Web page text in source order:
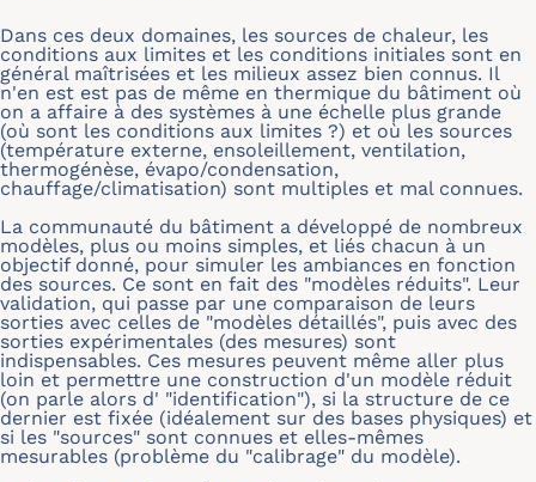
Dans ces deux domaines, les sources de chaleur, les
conditions aux limites et les conditions initiales sont en
général maîtrisées et les milieux assez bien connus. Il
n'en est est pas de même en thermique du bâtiment où
on a affaire à des systèmes à une échelle plus grande
(où sont les conditions aux limites ?) et où les sources
(température externe, ensoleillement, ventilation,
thermogénèse, évapo/condensation,
chauffage/climatisation) sont multiples et mal connues.
La communauté du bâtiment a développé de nombreux
modèles, plus ou moins simples, et liés chacun à un
objectif donné, pour simuler les ambiances en fonction
des sources. Ce sont en fait des "modèles réduits". Leur
validation, qui passe par une comparaison de leurs
sorties avec celles de "modèles détaillés", puis avec des
sorties expérimentales (des mesures) sont
indispensables. Ces mesures peuvent même aller plus
loin et permettre une construction d'un modèle réduit
(on parle alors d' "identification"), si la structure de ce
dernier est fixée (idéalement sur des bases physiques) et
si les "sources" sont connues et elles-mêmes
mesurables (problème du "calibrage" du modèle).